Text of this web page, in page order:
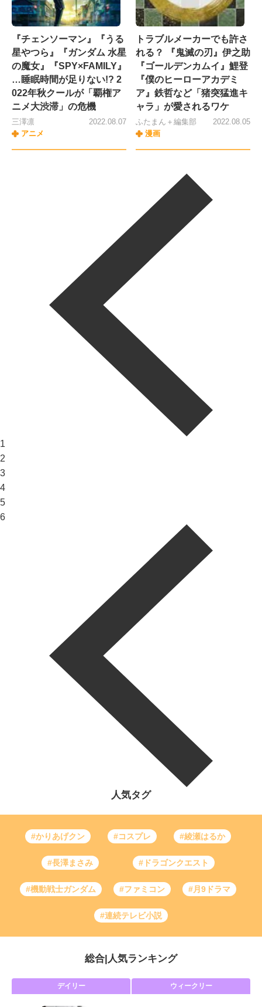
『チェンソーマン』『うる
星やつら』『ガンダム 水星
の魔女』『SPY×FAMILY』
…睡眠時間が足りない!? 2
022年秋クールが「覇権ア
ニメ大渋滞」の危機
三澤凛
アニメ
2022.08.07
トラブルメーカーでも許さ
れる？ 『鬼滅の刃』伊之助
『ゴールデンカムイ』鯉登
『僕のヒーローアカデミ
ア』鉄哲など「猪突猛進キ
ャラ」が愛されるワケ
ふたまん＋編集部
漫画
2022.08.05
1
2
3
4
5
6
人気タグ
#かりあげクン #コスプレ #綾瀬はるか
#長澤まさみ #ドラゴンクエスト
#機動戦士ガンダム #ファミコン #月9ドラマ
#連続テレビ小説
総合 人気ランキング
デイリー ウィークリー